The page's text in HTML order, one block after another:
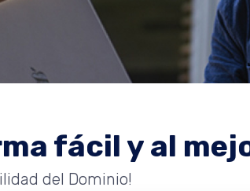
fácil y al
del Dominio!